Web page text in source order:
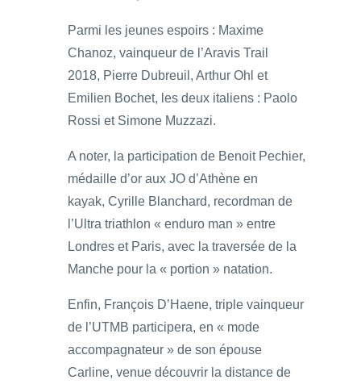
Parmi les jeunes espoirs : Maxime
Chanoz, vainqueur de l’Aravis Trail
2018, Pierre Dubreuil, Arthur Ohl et
Emilien Bochet, les deux italiens : Paolo
Rossi et Simone Muzzazi.
A noter, la participation de Benoit Pechier,
médaille d’or aux JO d’Athène en
kayak, Cyrille Blanchard, recordman de
l’Ultra triathlon « enduro man » entre
Londres et Paris, avec la traversée de la
Manche pour la « portion » natation.
Enfin, François D’Haene, triple vainqueur
de l’UTMB participera, en « mode
accompagnateur » de son épouse
Carline, venue découvrir la distance de